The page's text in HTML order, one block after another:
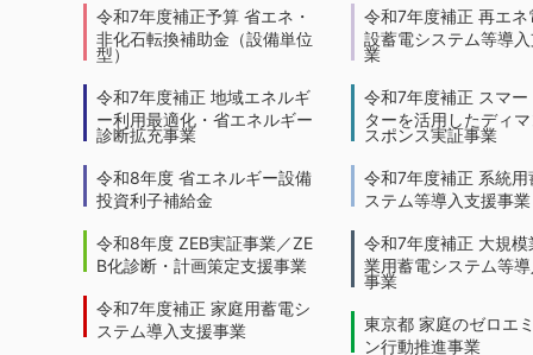
令和7年度補正予算 省エネ・
非化石転換補助金（設備単位
型）
令和7年度補正 地域エネルギ
ー利用最適化・省エネルギー
診断拡充事業
令和8年度 省エネルギー設備
投資利子補給金
令和8年度 ZEB実証事業／ZE
B化診断・計画策定支援事業
令和7年度補正 家庭用蓄電シ
ステム導入支援事業
令和7年度補正 再エネ
設蓄電システム等導
業
令和7年度補正 スマー
ターを活用したディ
スポンス実証事業
令和7年度補正 系統用
ステム等導入支援事業
令和7年度補正 大規模
業用蓄電システム等
事業
東京都 家庭のゼロエ
ン行動推進事業